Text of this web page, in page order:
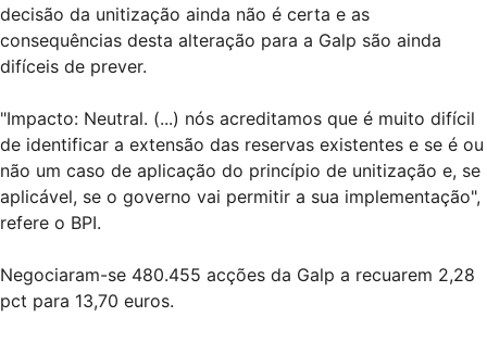
decisão da unitização ainda não é certa e as
consequências desta alteração para a Galp são ainda
difíceis de prever.
"Impacto: Neutral. (...) nós acreditamos que é muito difícil
de identificar a extensão das reservas existentes e se é ou
não um caso de aplicação do princípio de unitização e, se
aplicável, se o governo vai permitir a sua implementação",
refere o BPI.
Negociaram-se 480.455 acções da Galp a recuarem 2,28
pct para 13,70 euros.